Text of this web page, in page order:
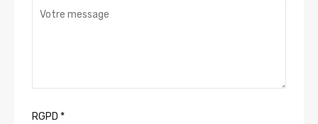
RGPD *